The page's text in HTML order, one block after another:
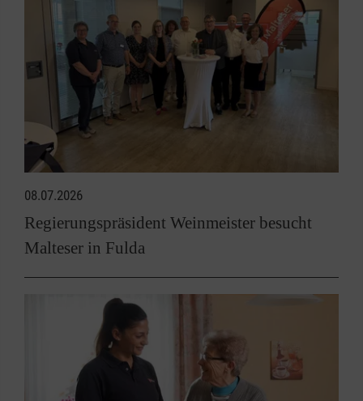
08.07.2026
Regierungspräsident Weinmeister besucht
Malteser in Fulda